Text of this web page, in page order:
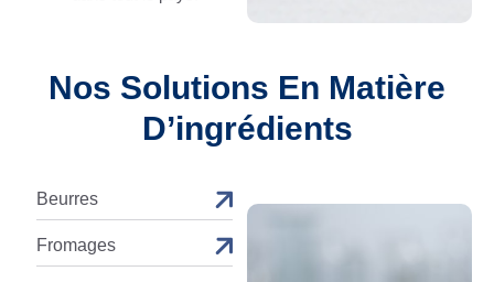
Nos Solutions En Matière
D’ingrédients
Beurres
Fromages